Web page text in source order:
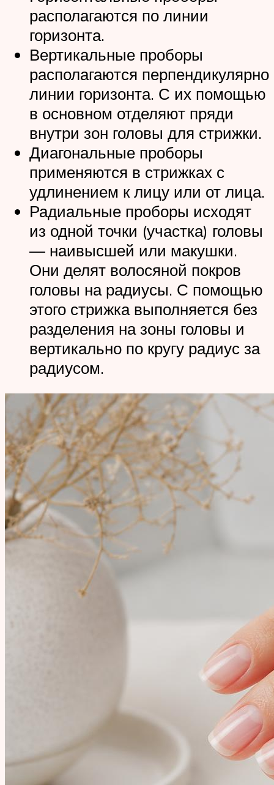
располагаются по линии
горизонта.
Вертикальные проборы
располагаются перпендикулярно
линии горизонта. С их помощью
в основном отделяют пряди
внутри зон головы для стрижки.
Диагональные проборы
применяются в стрижках с
удлинением к лицу или от лица.
Радиальные проборы исходят
из одной точки (участка) головы
— наивысшей или макушки.
Они делят волосяной покров
головы на радиусы. С помощью
этого стрижка выполняется без
разделения на зоны головы и
вертикально по кругу радиус за
радиусом.